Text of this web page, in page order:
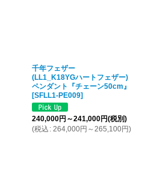
千年フェザー
(LL1_K18YGハートフェザー)
ペンダント『チェーン50cm』
[SFLL1-PE009]
240,000円 ～241,000円(税別)
(税込 : 264,000円 ～265,100円)